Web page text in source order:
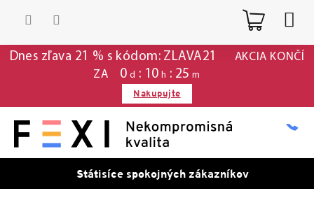
Dnes zľava 21 % s kódom: ZLAVA21
AKCIA KONČÍ
ZA
0 d 10 h 25 m
Nakupujte
Státisíce spokojných zákazníkov